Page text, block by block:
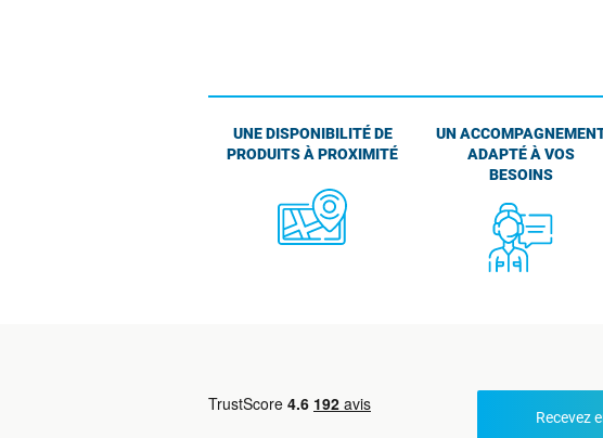
UNE DISPONIBILITÉ DE
PRODUITS À PROXIMITÉ
UN
ADAPTÉ À VOS
BESOINS
Recevez